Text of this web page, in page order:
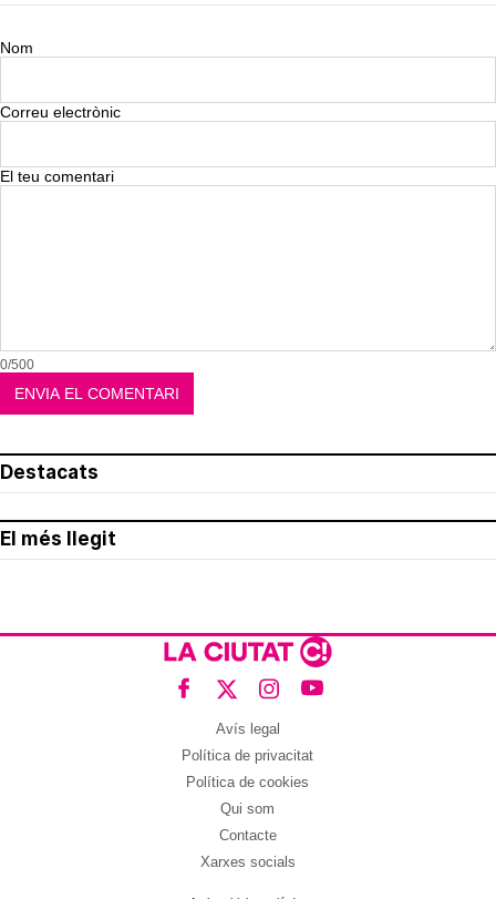
Nom
Correu electrònic
El teu comentari
0/500
Destacats
El més llegit
Avís legal
Política de privacitat
Política de cookies
Qui som
Contacte
Xarxes socials